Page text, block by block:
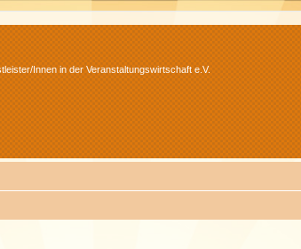
Innen in der Veranstaltungswirtschaft e.V.